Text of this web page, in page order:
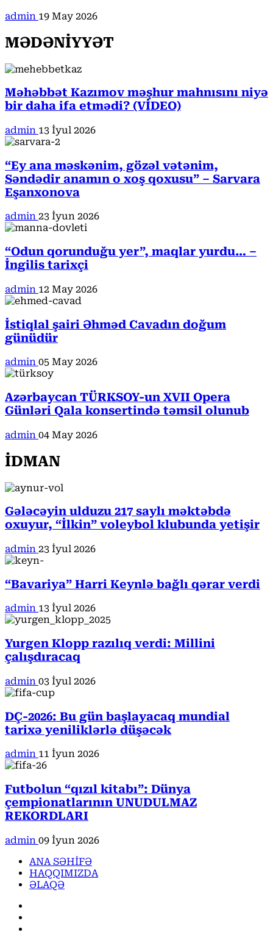
admin 19 May 2026
MƏDƏNİYYƏT
Məhəbbət Kazımov məşhur mahnısını niyə
bir daha ifa etmədi? (VİDEO)
admin 13 İyul 2026
“Ey ana məskənim, gözəl vətənim,
Səndədir anamın o xoş qoxusu” – Sarvara
Eşanxonova
admin 23 İyun 2026
“Odun qorunduğu yer”, maqlar yurdu… –
İngilis tarixçi
admin 12 May 2026
İstiqlal şairi Əhməd Cavadın doğum
günüdür
admin 05 May 2026
Azərbaycan TÜRKSOY-un XVII Opera
Günləri Qala konsertində təmsil olunub
admin 04 May 2026
İDMAN
Gələcəyin ulduzu 217 saylı məktəbdə
oxuyur, “İlkin” voleybol klubunda yetişir
admin 23 İyul 2026
“Bavariya” Harri Keynlə bağlı qərar verdi
admin 13 İyul 2026
Yurgen Klopp razılıq verdi: Millini
çalışdıracaq
admin 03 İyul 2026
DÇ-2026: Bu gün başlayacaq mundial
tarixə yeniliklərlə düşəcək
admin 11 İyun 2026
Futbolun “qızıl kitabı”: Dünya
çempionatlarının UNUDULMAZ
REKORDLARI
admin 09 İyun 2026
ANA SƏHİFƏ
HAQQIMIZDA
ƏLAQƏ